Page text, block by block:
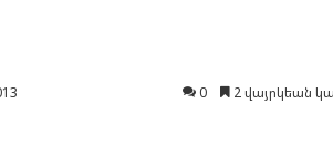
0 2 վայրկեան